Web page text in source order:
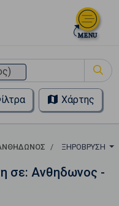
Χάρτης
ΞΗΡΌΒΡΥΣΗ
σε: Ανθηδωνος -